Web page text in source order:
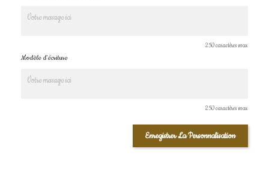
250 caractères max
Modèle d'écriture
250 caractères max
Enregistrer La Personnalisation